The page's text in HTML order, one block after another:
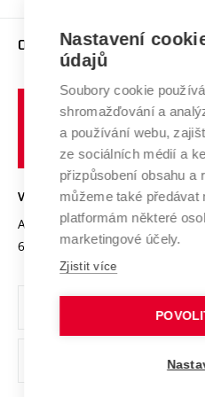
E-přihláška
Závěrečné práce
Doktorské studium
Studium bez bariér
Podpora podnikání
Mezinárodní vědecká rada
Systém zajišťování kvality
Výzkumné infrastruktury
Transfer znalostí
Open Science
Projekty
Projekty ze strukturálních
Specifický výzkum
Firemní spolupráce
Zahraniční spolupráce
Spolupráce se školami
Mezinárodní dohody
Univerzitní sítě
O UNIVERZITĚ
Profil univerzity
Udržitelná univerzita
Podnikavá univerzita /
Bezpečná univerzita
Vyznamenání
Organizační struktura
Ochrana osobních údajů
odkaz)
VYSOKÉ UČENÍ TECHNICKÉ V
Antonínská 548/1
602 00 Brno
Nastavení
údajů
Soubory cookie
shromažďování a
a používání webu,
ze sociálních médií a
přizpůsobení obsahu a
můžeme také předávat
platformám některé
marketingové účely.
Zjistit více